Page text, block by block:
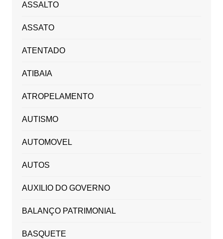
ASSALTO
ASSATO
ATENTADO
ATIBAIA
ATROPELAMENTO
AUTISMO
AUTOMOVEL
AUTOS
AUXILIO DO GOVERNO
BALANÇO PATRIMONIAL
BASQUETE